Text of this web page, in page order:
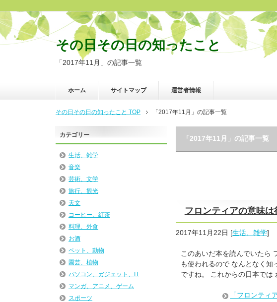
その日その日の知ったこと
「2017年11月」の記事一覧
ホーム サイトマップ 運営者情報
その日その日の知ったこと TOP 「2017年11月」の記事一覧
「2017年11月」の記事一覧
フロンティアの意味
2017年11月22日 [生活、雑学]
このあいだ本を読んでいたら
も使われるので なんとなく
ですね。 これからの日本では
「フロンティ
カテゴリー
生活、雑学
音楽
芸術、文学
旅行、観光
天文
コーヒー、紅茶
料理、外食
お酒
ペット、動物
園芸、植物
パソコン、ガジェット、IT
マンガ、アニメ、ゲーム
スポーツ